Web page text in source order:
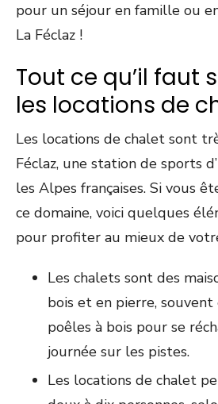
pour un séjour en famille ou
La Féclaz !
Tout ce qu’il faut
les locations de
Les locations de chalet sont
Féclaz, une station de sports
les Alpes françaises. Si vous
ce domaine, voici quelques
pour profiter au mieux de
Les chalets sont des
bois et en pierre,
poêles à bois pour se
journée sur les pistes.
Les locations de chalet